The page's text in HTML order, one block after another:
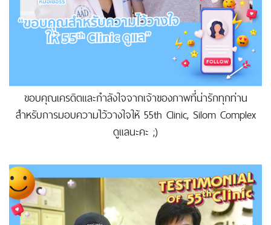
ขอบคุณเครดิตและกำลังใจจากเจ้าของภาพที่น่ารักทุกท่าน
สำหรับการมอบความไว้วางใจให้ 55th Clinic, Silom Complex
ดูแลนะคะ ;)